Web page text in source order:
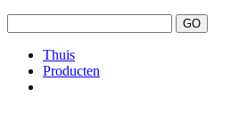
Thuis
Producten